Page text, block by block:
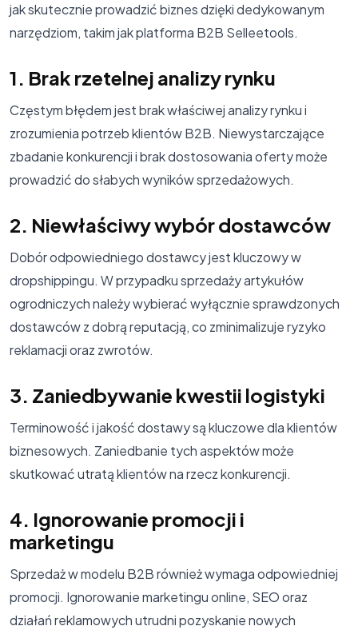
jak skutecznie prowadzić biznes dzięki dedykowanym
narzędziom, takim jak platforma B2B Selleetools.
1. Brak rzetelnej analizy rynku
Częstym błędem jest brak właściwej analizy rynku i
zrozumienia potrzeb klientów B2B. Niewystarczające
zbadanie konkurencji i brak dostosowania oferty może
prowadzić do słabych wyników sprzedażowych.
2. Niewłaściwy wybór dostawców
Dobór odpowiedniego dostawcy jest kluczowy w
dropshippingu. W przypadku sprzedaży artykułów
ogrodniczych należy wybierać wyłącznie sprawdzonych
dostawców z dobrą reputacją, co zminimalizuje ryzyko
reklamacji oraz zwrotów.
3. Zaniedbywanie kwestii logistyki
Terminowość i jakość dostawy są kluczowe dla klientów
biznesowych. Zaniedbanie tych aspektów może
skutkować utratą klientów na rzecz konkurencji.
4. Ignorowanie promocji i
marketingu
Sprzedaż w modelu B2B również wymaga odpowiedniej
promocji. Ignorowanie marketingu online, SEO oraz
działań reklamowych utrudni pozyskanie nowych